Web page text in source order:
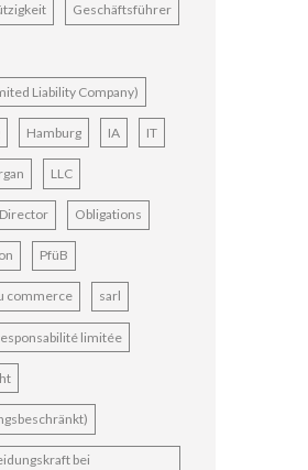
Geschäftsführer
Liability Company)
Hamburg IA IT
LLC
Obligations
PfüB
commerce sarl
limitée
bei